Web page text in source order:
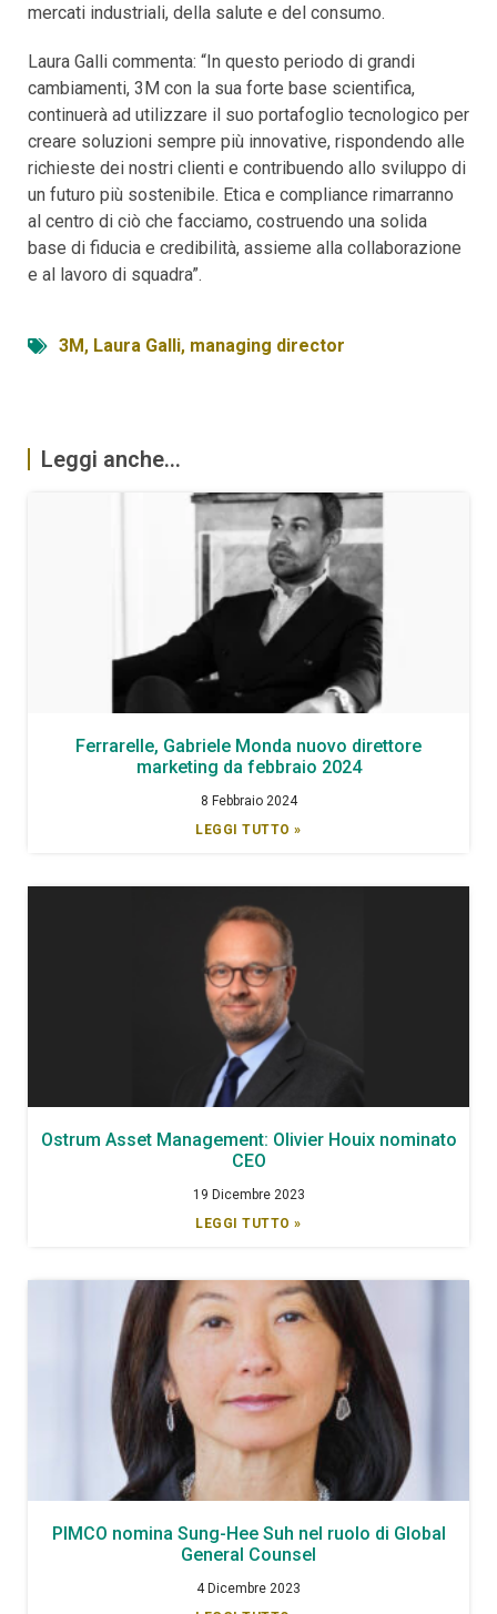
mercati industriali, della salute e del consumo.
Laura Galli commenta: “In questo periodo di grandi
cambiamenti, 3M con la sua forte base scientifica,
continuerà ad utilizzare il suo portafoglio tecnologico per
creare soluzioni sempre più innovative, rispondendo alle
richieste dei nostri clienti e contribuendo allo sviluppo di
un futuro più sostenibile. Etica e compliance rimarranno
al centro di ciò che facciamo, costruendo una solida
base di fiducia e credibilità, assieme alla collaborazione
e al lavoro di squadra”.
3M, Laura Galli, managing director
Leggi anche...
Ferrarelle, Gabriele Monda nuovo direttore
marketing da febbraio 2024
8 Febbraio 2024
LEGGI TUTTO »
Ostrum Asset Management: Olivier Houix nominato
CEO
19 Dicembre 2023
LEGGI TUTTO »
PIMCO nomina Sung-Hee Suh nel ruolo di Global
General Counsel
4 Dicembre 2023